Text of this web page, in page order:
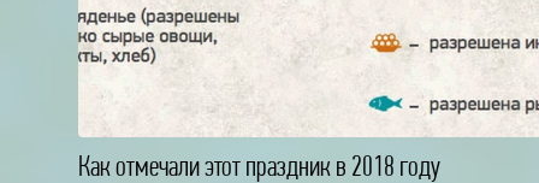
Как отмечали этот праздник в 2018 году